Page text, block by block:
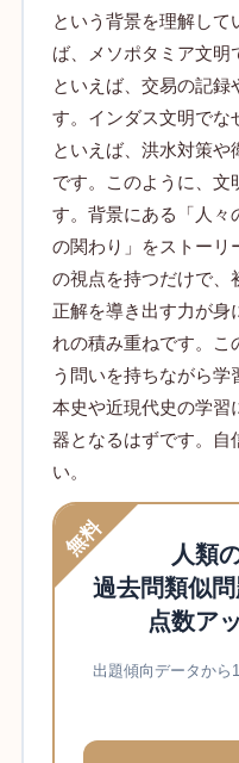
という背景を理解して
ば、メソポタミア文明
といえば、交易の記
す。インダス文明でな
といえば、洪水対策や
です。このように、文
す。背景にある「人々
の関わり」をストーリ
の視点を持つだけで、
正解を導き出す力が身
れの積み重ねです。こ
う問いを持ちながら学
本史や近現代史の学習
器となるはずです。自
い。
無料
人類
過去問類似問
点数ア
出題傾向データから